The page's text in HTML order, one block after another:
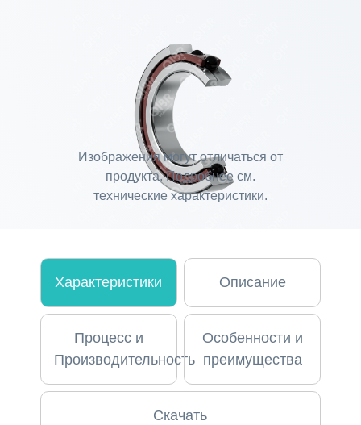
Изображения могут отличаться от
продукта. Подробнее см.
технические характеристики.
Характеристики Описание
Процесс и
Производительность
Особенности и
преимущества
Скачать